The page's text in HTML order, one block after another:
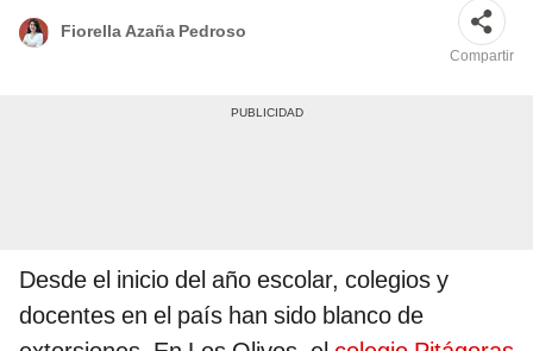
Fiorella Azaña Pedroso
Compartir
Desde el inicio del año escolar, colegios y
docentes en el país han sido blanco de